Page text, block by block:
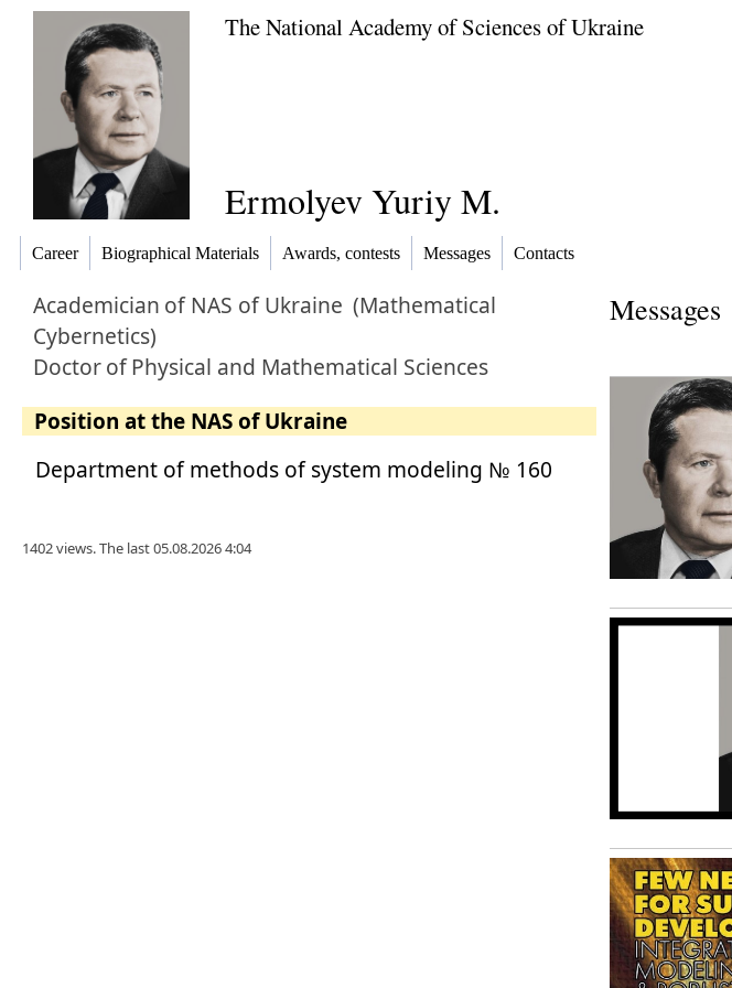
The National Academy of Sciences of Ukraine
Ermolyev Yuriy M.
Career Biographical Materials Awards, contests Messages Contacts
Academician of NAS of Ukraine (Mathematical
Cybernetics)
DoctorofPhysical and Mathematical Sciences
Position at the NAS of Ukraine
Department of methods of system modeling № 160
1402 views. The last 05.08.2026 4:04
Messages